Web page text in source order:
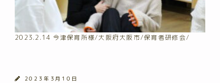
2023.2.14 今津保育所様/大阪府大阪市/保育者研修会/
2023年3月10日